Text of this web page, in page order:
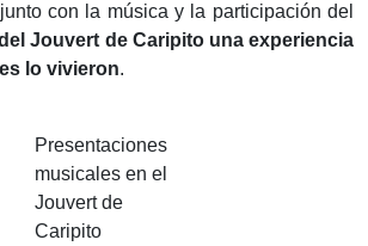
con la música y la participación del
Jouvert de Caripito una experiencia
lo vivieron.
Presentaciones
musicales en el
Jouvert de
Caripito